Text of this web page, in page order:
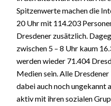
Spitzenwerte machen die
20 Uhr mit 114.203
Dresdener zusätzlich.
zwischen 5 – 8 Uhr kaum
werden wieder 71.404
Medien sein. Alle
dabei auch noch ungekannt
aktiv mit ihren sozialen